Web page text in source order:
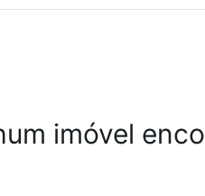
imóvel